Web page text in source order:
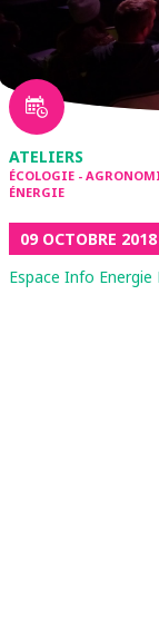
ATELIERS
ÉCOLOGIE -
ÉNERGIE
09 OCTOBRE 2018
Espace Info